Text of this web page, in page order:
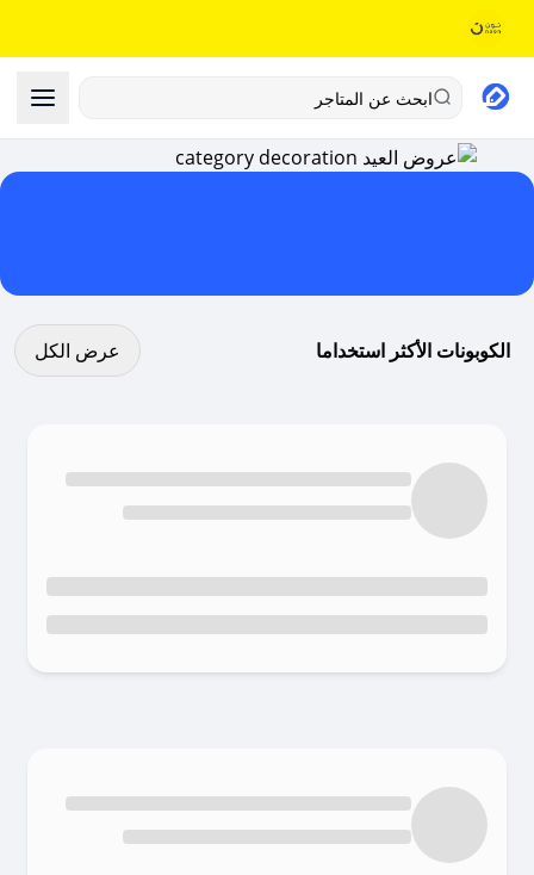
ابحث عن المتاجر
الكوبونات الأكثر استخداما
عرض كل الكوبونات
عرض الكل